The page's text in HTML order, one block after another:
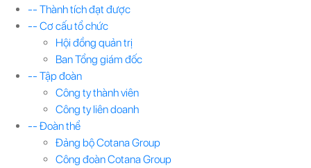
-- Thành tích đạt được
-- Cơ cấu tổ chức
Hội đồng quản trị
Ban Tổng giám đốc
-- Tập đoàn
Công ty thành viên
Công ty liên doanh
-- Đoàn thể
Đảng bộ Cotana Group
Công đoàn Cotana Group